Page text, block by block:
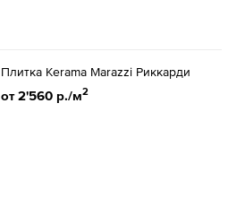
Плитка Kerama Marazzi Риккарди
от 2'560 р./м2